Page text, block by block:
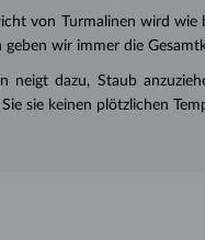
von Turmalinen wird wie
geben wir immer die
neigt dazu, Staub
Sie sie keinen plötzlichen